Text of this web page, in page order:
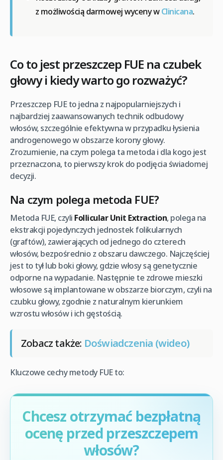
z możliwością darmowej wyceny wClinicana.
Co to jest przeszczep FUE na czubek
głowy i kiedy warto go rozważyć?
Przeszczep FUE to jedna z najpopularniejszych i
najbardziej zaawansowanych technik odbudowy
włosów, szczególnie efektywna w przypadku łysienia
androgenowego w obszarze korony głowy.
Zrozumienie, na czym polega ta metoda i dla kogo jest
przeznaczona, to pierwszy krok do podjęcia świadomej
decyzji.
Na czym polega metoda FUE?
Metoda FUE, czyli Follicular Unit Extraction, polega na
ekstrakcji pojedynczych jednostek folikularnych
(graftów), zawierających od jednego do czterech
włosów, bezpośrednio z obszaru dawczego. Najczęściej
jest to tył lub boki głowy, gdzie włosy są genetycznie
odporne na wypadanie. Następnie te zdrowe mieszki
włosowe są implantowane w obszarze biorczym, czyli na
czubku głowy, zgodnie z naturalnym kierunkiem
wzrostu włosów i ich gęstością.
Zobacz także: Doświadczenia (wideo)
Kluczowe cechy metody FUE to:
Chcesz otrzymać bezpłatną
ocenę przed przeszczepem
włosów?